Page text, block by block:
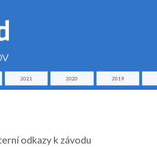
2021 2020 2019
odkazy k závodu